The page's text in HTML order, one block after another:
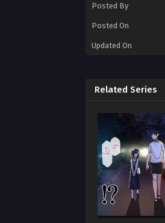
Posted By
Posted On
Updated On
Related Series